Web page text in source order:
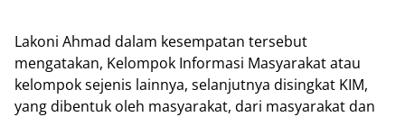
Lakoni Ahmad dalam kesempatan tersebut
mengatakan, Kelompok Informasi Masyarakat atau
kelompok sejenis lainnya, selanjutnya disingkat KIM,
yang dibentuk oleh masyarakat, dari masyarakat dan